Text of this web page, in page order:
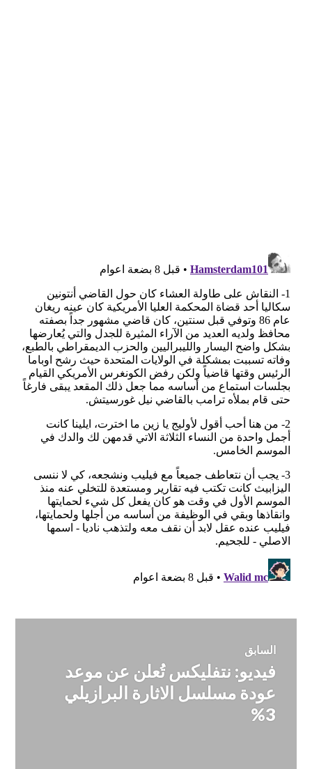
تصفّح
المقالات
السابق
المقالة
السابقة:
فيديو: نتفليكس تُعلن عن موعد
عودة مسلسل الاثارة البرازيلي
3%